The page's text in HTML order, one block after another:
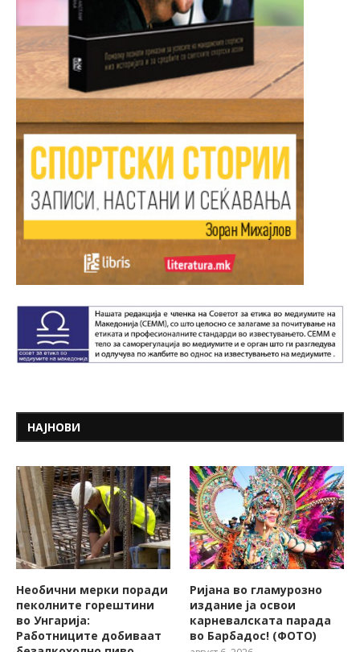
НАЈНОВИ
Необични мерки поради
пеколните горештини
во Унгарија:
Работниците добиваат
Ријана во гламурозно
издание ја освои
карневалската парада
во Барбадос! (ФОТО)